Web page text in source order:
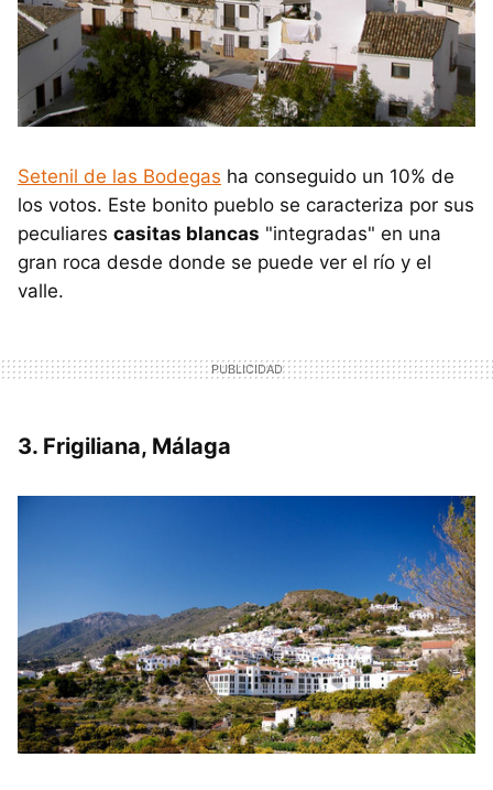
Setenil de las Bodegas ha conseguido un 10% de
los votos. Este bonito pueblo se caracteriza por sus
peculiares casitas blancas "integradas" en una
gran roca desde donde se puede ver el río y el
valle.
3. Frigiliana, Málaga